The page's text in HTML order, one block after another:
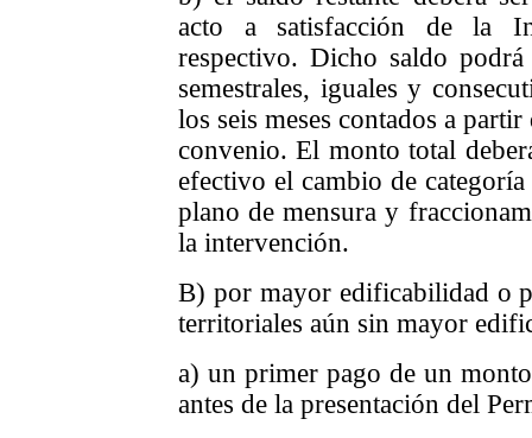
acto a satisfacción de la
respectivo. Dicho saldo
semestrales, iguales y
los seis meses contados a
convenio. El monto total
efectivo el cambio de
plano de mensura y
la intervención.
B) por mayor edificabilidad o
territoriales aún sin mayor
a) un primer pago de un
antes de la presentación del